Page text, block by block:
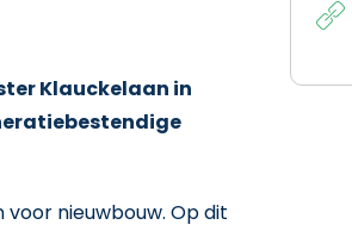
Klauckelaan in
nieuwbouw. Op dit